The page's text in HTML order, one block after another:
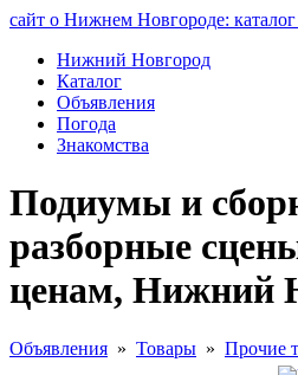
сайт о Нижнем Новгороде:
Нижний Новгород
Каталог
Объявления
Погода
Знакомства
Подиумы и
разборные
ценам, Нижний
Объявления » Товары » Прочие